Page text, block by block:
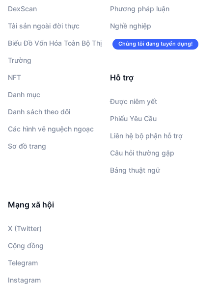
DexScan
Tài sản ngoài đời thực
Biểu Đồ Vốn Hóa Toàn Bộ Thị
Trường
NFT
Danh mục
Danh sách theo dõi
Các hình vẽ nguệch ngoạc
Sơ đồ trang
Phương pháp luận
Nghề nghiệp
Chúng tôi đang tuyển dụng!
Hỗ trợ
Được niêm yết
Phiếu Yêu Cầu
Liên hệ bộ phận hỗ trợ
Câu hỏi thường gặp
Bảng thuật ngữ
Mạng xã hội
X (Twitter)
Cộng đồng
Telegram
Instagram